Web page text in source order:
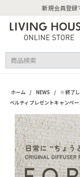
新規会員登録
ホーム / NEWS / ※終了
ベルティプレゼントキャンペ